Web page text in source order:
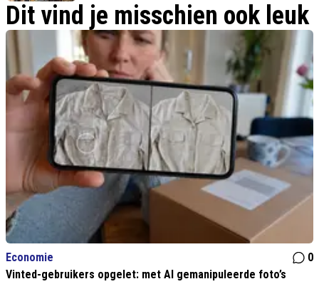
Dit vind je misschien ook leuk
Economie
0
Vinted-gebruikers opgelet: met AI gemanipuleerde foto’s